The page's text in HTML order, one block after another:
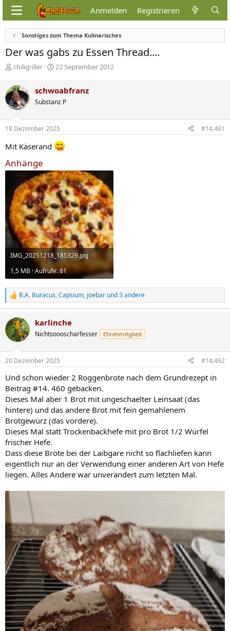
Anmelden Registrieren
Sonstiges zum Thema Kulinarisches
Der was gabs zu Essen Thread....
E
s
t
e
l
l
e
chiligriller
E
t
e
l
t
a
m
22 September 2012
schwoabfranz
Substanz P
18 Dezember 2025 #14.461
Mit Käserand
Anhänge
IMG_20251218_185329.jpg
1,5 MB · Aufrufe: 81
R
e
k
i
e
:
B.A. Buracus,Capsium, joebar und 3 andere
karlinche
Nichtsoooscharfesser Ehrenmitglied
20 Dezember 2025 #14.462
Und schon wieder 2 Roggenbrote nach dem Grundrezept in
Beitrag #14. 460 gebacken.
Dieses Mal aber 1 Brot mit ungeschaelter Leinsaat (das
hintere) und das andere Brot mit fein gemahlenem
Brotgewürz (das vordere).
Dieses Mal statt Trockenbackhefe mit pro Brot 1/2 Würfel
frischer Hefe.
Dass diese Brote bei der Laibgare nicht so flachliefen kann
eigentlich nur an der Verwendung einer anderen Art von Hefe
liegen. Alles Andere war unverändert zum letzten Mal.